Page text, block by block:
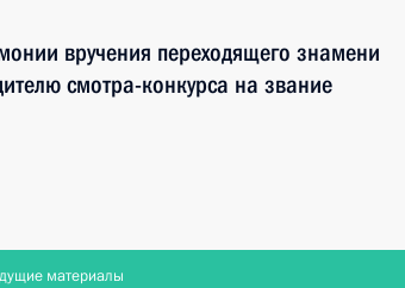
вручения переходящего знамени
смотра-конкурса на звание
материалы